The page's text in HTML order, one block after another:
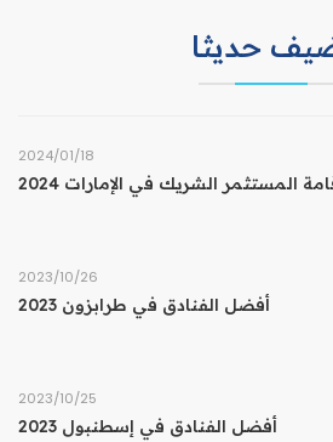
حديثا
18‏/01‏/2024
المستثمر الشريك في الإمارات 2024
26‏/10‏/2023
أفضل الفنادق في طرابزون 2023
25‏/10‏/2023
أفضل الفنادق في إسطنبول 2023